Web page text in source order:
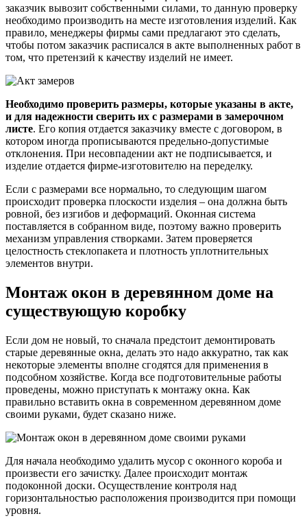
заказчик вывозит собственными силами, то данную проверку
необходимо производить на месте изготовления изделий. Как
правило, менеджеры фирмы сами предлагают это сделать,
чтобы потом заказчик расписался в акте выполненных работ в
том, что претензий к качеству изделий не имеет.
Необходимо проверить размеры, которые указаны в акте,
и для надежности сверить их с размерами в замерочном
листе. Его копия отдается заказчику вместе с договором, в
котором иногда прописываются предельно-допустимые
отклонения. При несовпадении акт не подписывается, и
изделие отдается фирме-изготовителю на переделку.
Если с размерами все нормально, то следующим шагом
происходит проверка плоскости изделия – она должна быть
ровной, без изгибов и деформаций. Оконная система
поставляется в собранном виде, поэтому важно проверить
механизм управления створками. Затем проверяется
целостность стеклопакета и плотность уплотнительных
элементов внутри.
Монтаж окон в деревянном доме на
существующую коробку
Если дом не новый, то сначала предстоит демонтировать
старые деревянные окна, делать это надо аккуратно, так как
некоторые элементы вполне сгодятся для применения в
подсобном хозяйстве. Когда все подготовительные работы
проведены, можно приступать к монтажу окна. Как
правильно вставить окна в современном деревянном доме
своими руками, будет сказано ниже.
Для начала необходимо удалить мусор с оконного короба и
произвести его зачистку. Далее происходит монтаж
подоконной доски. Осуществление контроля над
горизонтальностью расположения производится при помощи
уровня.